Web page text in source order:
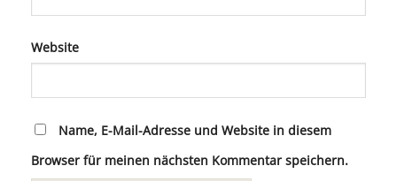
Website
Name, E-Mail-Adresse und Website in diesem
Browser für meinen nächsten Kommentar speichern.